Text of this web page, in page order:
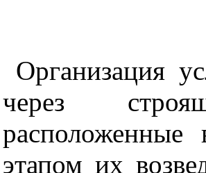
Организация
через
расположенные
этапом их